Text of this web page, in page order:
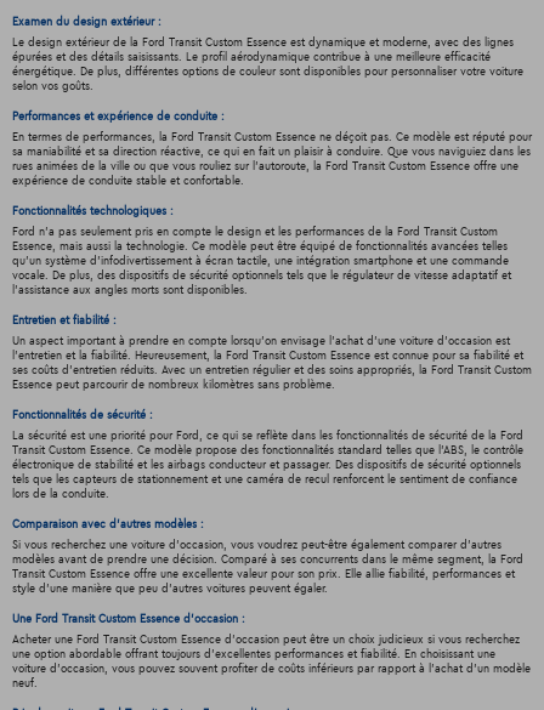
Examen du design extérieur :
Le design extérieur de la Ford Transit Custom Essence est dynamique et moderne, avec des lignes
épurées et des détails saisissants. Le profil aérodynamique contribue à une meilleure efficacité
énergétique. De plus, différentes options de couleur sont disponibles pour personnaliser votre voiture
selon vos goûts.
Performances et expérience de conduite :
En termes de performances, la Ford Transit Custom Essence ne déçoit pas. Ce modèle est réputé pour
sa maniabilité et sa direction réactive, ce qui en fait un plaisir à conduire. Que vous naviguiez dans les
rues animées de la ville ou que vous rouliez sur l'autoroute, la Ford Transit Custom Essence offre une
expérience de conduite stable et confortable.
Fonctionnalités technologiques :
Ford n'a pas seulement pris en compte le design et les performances de la Ford Transit Custom
Essence, mais aussi la technologie. Ce modèle peut être équipé de fonctionnalités avancées telles
qu'un système d'infodivertissement à écran tactile, une intégration smartphone et une commande
vocale. De plus, des dispositifs de sécurité optionnels tels que le régulateur de vitesse adaptatif et
l'assistance aux angles morts sont disponibles.
Entretien et fiabilité :
Un aspect important à prendre en compte lorsqu'on envisage l'achat d'une voiture d'occasion est
l'entretien et la fiabilité. Heureusement, la Ford Transit Custom Essence est connue pour sa fiabilité et
ses coûts d'entretien réduits. Avec un entretien régulier et des soins appropriés, la Ford Transit Custom
Essence peut parcourir de nombreux kilomètres sans problème.
Fonctionnalités de sécurité :
La sécurité est une priorité pour Ford, ce qui se reflète dans les fonctionnalités de sécurité de la Ford
Transit Custom Essence. Ce modèle propose des fonctionnalités standard telles que l'ABS, le contrôle
électronique de stabilité et les airbags conducteur et passager. Des dispositifs de sécurité optionnels
tels que les capteurs de stationnement et une caméra de recul renforcent le sentiment de confiance
lors de la conduite.
Comparaison avec d'autres modèles :
Si vous recherchez une voiture d'occasion, vous voudrez peut-être également comparer d'autres
modèles avant de prendre une décision. Comparé à ses concurrents dans le même segment, la Ford
Transit Custom Essence offre une excellente valeur pour son prix. Elle allie fiabilité, performances et
style d'une manière que peu d'autres voitures peuvent égaler.
Une Ford Transit Custom Essence d'occasion :
Acheter une Ford Transit Custom Essence d'occasion peut être un choix judicieux si vous recherchez
une option abordable offrant toujours d'excellentes performances et fiabilité. En choisissant une
voiture d'occasion, vous pouvez souvent profiter de coûts inférieurs par rapport à l'achat d'un modèle
neuf.